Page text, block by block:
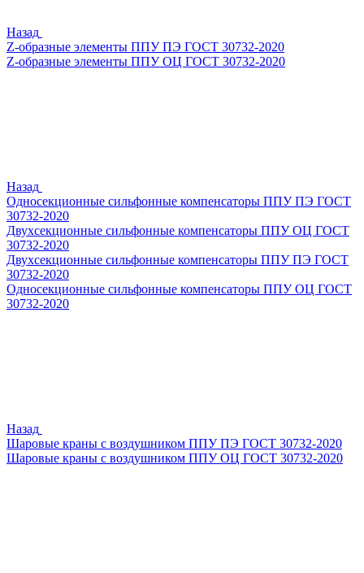
Назад
Z-образные элементы ППУ ПЭ ГОСТ 30732-2020
Z-образные элементы ППУ ОЦ ГОСТ 30732-2020
Назад
Односекционные сильфонные компенсаторы ППУ ПЭ ГОСТ
30732-2020
Двухсекционные сильфонные компенсаторы ППУ ОЦ ГОСТ
30732-2020
Двухсекционные сильфонные компенсаторы ППУ ПЭ ГОСТ
30732-2020
Односекционные сильфонные компенсаторы ППУ ОЦ ГОСТ
30732-2020
Назад
Шаровые краны с воздушником ППУ ПЭ ГОСТ 30732-2020
Шаровые краны с воздушником ППУ ОЦ ГОСТ 30732-2020